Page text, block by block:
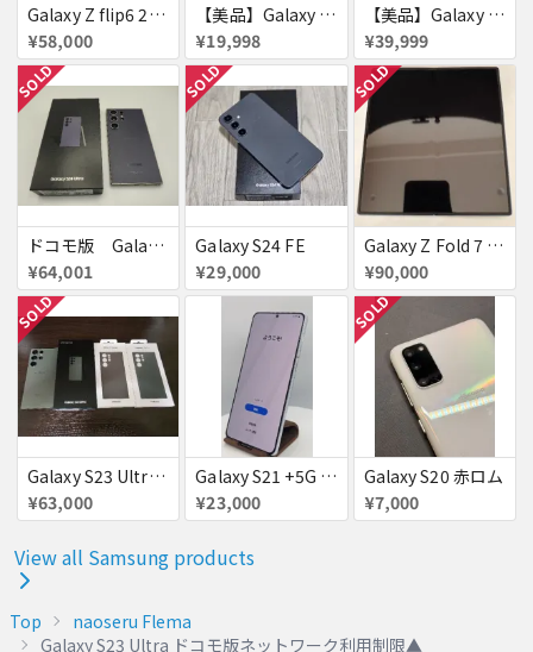
Galaxy Z flip6 256GB ミント au 送料無料
¥58,000
【美品】Galaxy A54 5G 128GB 赤ロム
¥19,998
【美品】Galaxy S23 256GB 赤ロム
¥39,999
SOLD
ドコモ版 Galaxy S24 Ultra
¥64,001
SOLD
Galaxy S24 FE
¥29,000
SOLD
Galaxy Z Fold 7 au版 SCG34 赤ロム
¥90,000
SOLD
Galaxy S23 Ultra SC-52D docomo グリーン
¥63,000
Galaxy S21 +5G 256GB
¥23,000
SOLD
Galaxy S20 赤ロム
¥7,000
View all Samsung products
Top
naoseru Flema
Galaxy S23 Ultra ドコモ版ネットワーク利用制限▲